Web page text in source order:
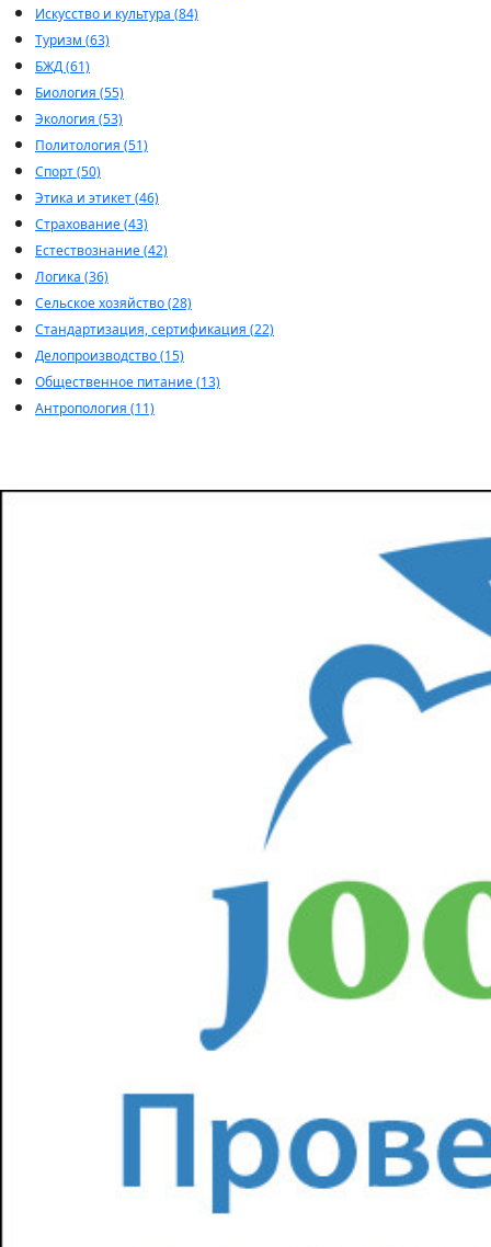
Искусство и культура (84)
Туризм (63)
БЖД (61)
Биология (55)
Экология (53)
Политология (51)
Спорт (50)
Этика и этикет (46)
Страхование (43)
Естествознание (42)
Логика (36)
Сельское хозяйство (28)
Стандартизация, сертификация (22)
Делопроизводство (15)
Общественное питание (13)
Антропология (11)